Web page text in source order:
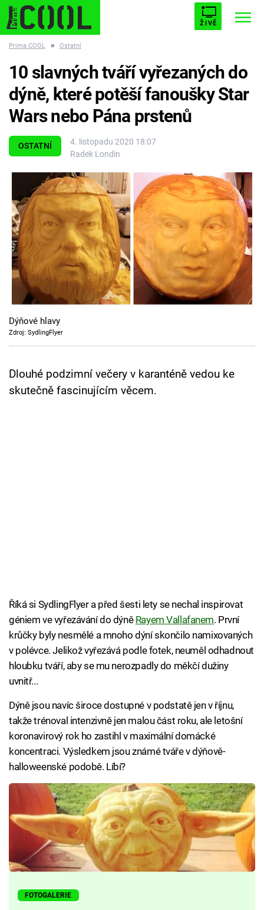
ŽIVĚ
ESCAPE PLNEJ KOTEL AVENGERS 5
Témata
Filmy
Seriály
Hry
Cool Esport
Pořady
TV Program
Prima COOL ■ Ostatní
OSTATNÍ
4. listopadu 2020 18:07
Radek Londin
10 slavných tváří vyřezaných do
dýně, které potěší fanoušky Star
Wars nebo Pána prstenů
Dýňové hlavy
Zdroj: SydlingFlyer
Dlouhé podzimní večery v karanténě vedou ke
skutečně fascinujícím věcem.
Říká si SydlingFlyer a před šesti lety se nechal inspirovat
géniem ve vyřezávání do dýně Rayem Vallafanem. První
krůčky byly nesmělé a mnoho dýní skončilo namixovaných
v polévce. Jelikož vyřezává podle fotek, neuměl odhadnout
hloubku tváří, aby se mu nerozpadly do měkčí dužiny
uvnitř...
Dýně jsou navíc široce dostupné v podstatě jen v říjnu,
takže trénoval intenzivně jen malou část roku, ale letošní
koronavirový rok ho zastihl v maximální domácké
koncentraci. Výsledkem jsou známé tváře v dýňově-
halloweenské podobě. Líbí?
FOTOGALERIE